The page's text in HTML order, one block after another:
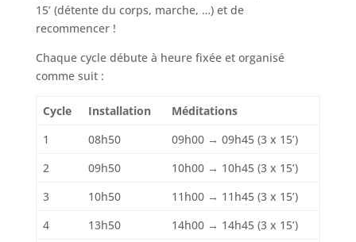
15’ (détente du corps, marche, …) et de
recommencer !
Chaque cycle débute à heure fixée et organisé
comme suit :
Cycle Installation
Méditations
1
08h50
09h00 → 09h45 (3 x 15’)
2
09h50
10h00 → 10h45 (3 x 15’)
3
10h50
11h00 → 11h45 (3 x 15’)
4
13h50
14h00 → 14h45 (3 x 15’)